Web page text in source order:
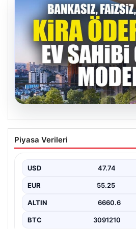
DAP Yapı’dan Emlak
Kendini Ödeyen Yeni
çeken DAP Gayrimenkul
sunduğu yeni yaşam modeliyle…
Piyasa Verileri
USD 47.74
EUR 55.25
ALTIN 6660.6
BTC 3091210